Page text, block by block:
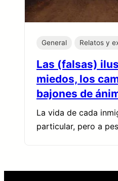
General Relatos y
Las (falsas)
miedos, los
bajones de
La vida de cada
particular, pero a